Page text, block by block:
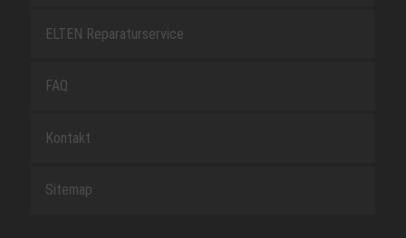
ELTEN Reparaturservice
FAQ
Kontakt
Sitemap